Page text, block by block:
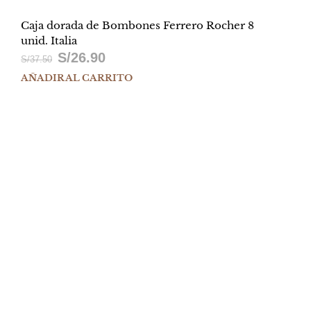
Caja dorada de Bombones Ferrero Rocher 8
unid. Italia
S/37.50 El
precio
S/26.90El
precio
AÑADIR AL CARRITO